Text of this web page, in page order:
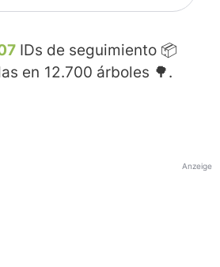
IDs de seguimiento 📦
en 12.700 árboles 🌳.
Anzeige